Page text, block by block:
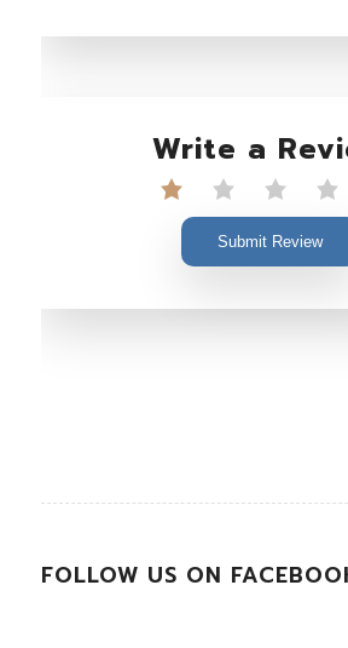
Write a
Submit Review
FOLLOW US ON